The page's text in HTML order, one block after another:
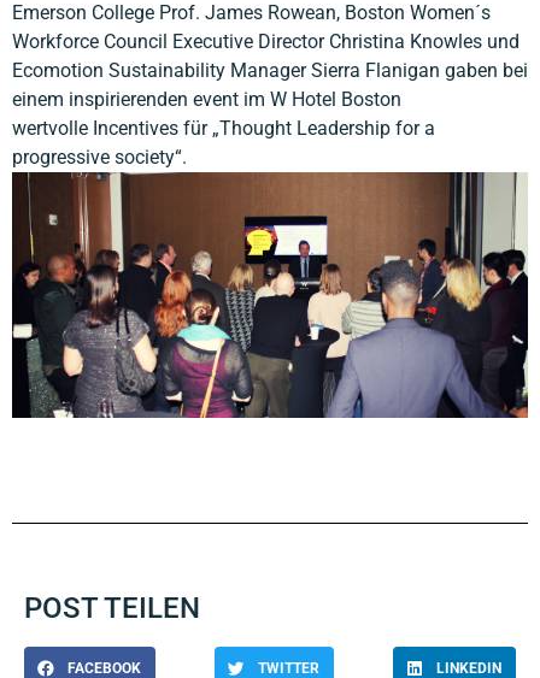
Emerson College Prof. James Rowean, Boston Women´s
Workforce Council Executive Director Christina Knowles und
Ecomotion Sustainability Manager Sierra Flanigan gaben bei
einem inspirierenden event im W Hotel Boston
wertvolle Incentives für „Thought Leadership for a
progressive society“.
POST TEILEN
FACEBOOK TWITTER LINKEDIN